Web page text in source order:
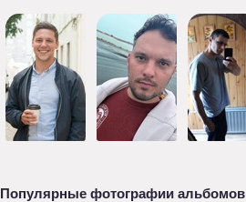
Популярные фотографии альбомов